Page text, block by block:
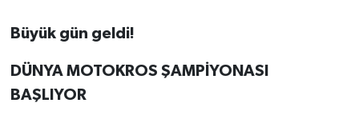
Büyük gün geldi!
DÜNYA MOTOKROS ŞAMPİYONASI
BAŞLIYOR